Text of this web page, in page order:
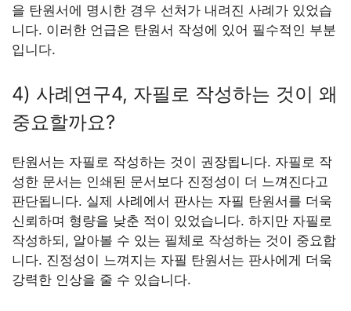
을 탄원서에 명시한 경우 선처가 내려진 사례가 있었습
니다. 이러한 언급은 탄원서 작성에 있어 필수적인 부분
입니다.
4) 사례연구4, 자필로 작성하는 것이 왜
중요할까요?
탄원서는 자필로 작성하는 것이 권장됩니다. 자필로 작
성한 문서는 인쇄된 문서보다 진정성이 더 느껴진다고
판단됩니다. 실제 사례에서 판사는 자필 탄원서를 더욱
신뢰하며 형량을 낮춘 적이 있었습니다. 하지만 자필로
작성하되, 알아볼 수 있는 필체로 작성하는 것이 중요합
니다. 진정성이 느껴지는 자필 탄원서는 판사에게 더욱
강력한 인상을 줄 수 있습니다.